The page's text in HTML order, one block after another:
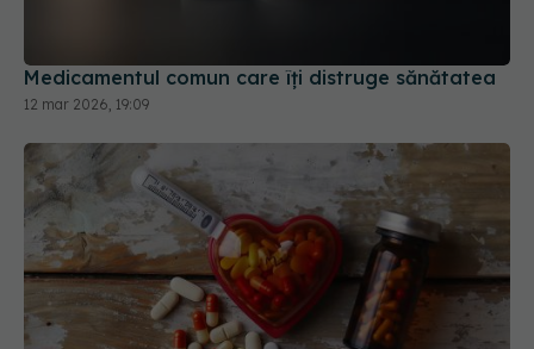
Medicamentul comun care îți distruge sănătatea
12 mar 2026, 19:09